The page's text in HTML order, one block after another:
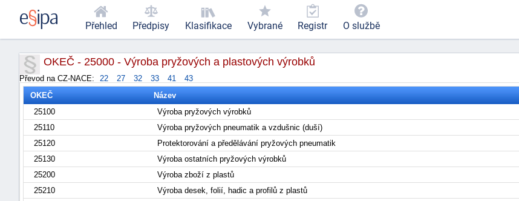
OKEČ - 25000 - Výroba pryžových a plastových výrobků
Převod na CZ-NACE: 22 27 32 33 41
43
OKEČ
Název
25100
Výroba pryžových výrobků
25110
Výroba pryžových pneumatik a vzdušnic (duší)
25120
Protektorování a předělávání pryžových pneumatik
25130
Výroba ostatních pryžových výrobků
25200
Výroba zboží z plastů
25210
Výroba desek, folií, hadic a profilů z plastů
Přehled Předpisy Klasifikace Vybrané Registr O službě